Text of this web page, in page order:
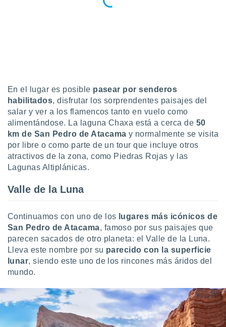
contenido
medir el
de la
el
del
de
o a través
de
con el
e
mediante
publicidad
publicidad
En el lugar es posible pasear por senderos
habilitados, disfrutar los sorprendentes paisajes del
salar y ver a los flamencos tanto en vuelo como
alimentándose. La laguna Chaxa está a cerca de 50
km de San Pedro de Atacama y normalmente se visita
por libre o como parte de un tour que incluye otros
atractivos de la zona, como Piedras Rojas y las
Lagunas Altiplánicas.
Valle de la Luna
Continuamos con uno de los lugares más icónicos de
San Pedro de Atacama, famoso por sus paisajes que
parecen sacados de otro planeta: el Valle de la Luna.
Lleva este nombre por su parecido con la superficie
lunar, siendo este uno de los rincones más áridos del
mundo.